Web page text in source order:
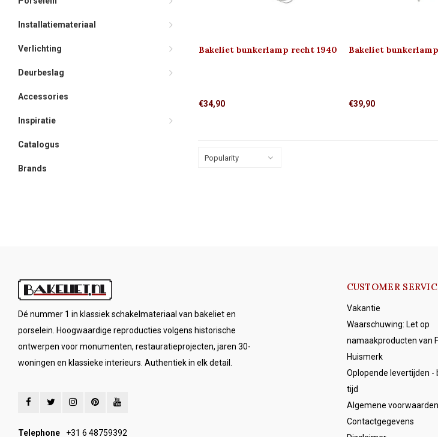
Installatiemateriaal
Verlichting
Deurbeslag
Accessories
Inspiratie
Catalogus
Brands
Bakeliet bunkerlamp recht 1940
€34,90
Bakeliet
€39,90
Popularity
Dé nummer 1 in klassiek schakelmateriaal van bakeliet en
porselein. Hoogwaardige reproducties volgens historische
ontwerpen voor monumenten, restauratieprojecten, jaren 30-
woningen en klassieke interieurs. Authentiek in elk detail.
Telephone +31 6 48759392
CUSTOMER
Vakantie
Waarschuwing: Let op
namaakproducten van
Huismerk
Oplopende levertijden -
tijd
Algemene voorwaarden
Contactgegevens